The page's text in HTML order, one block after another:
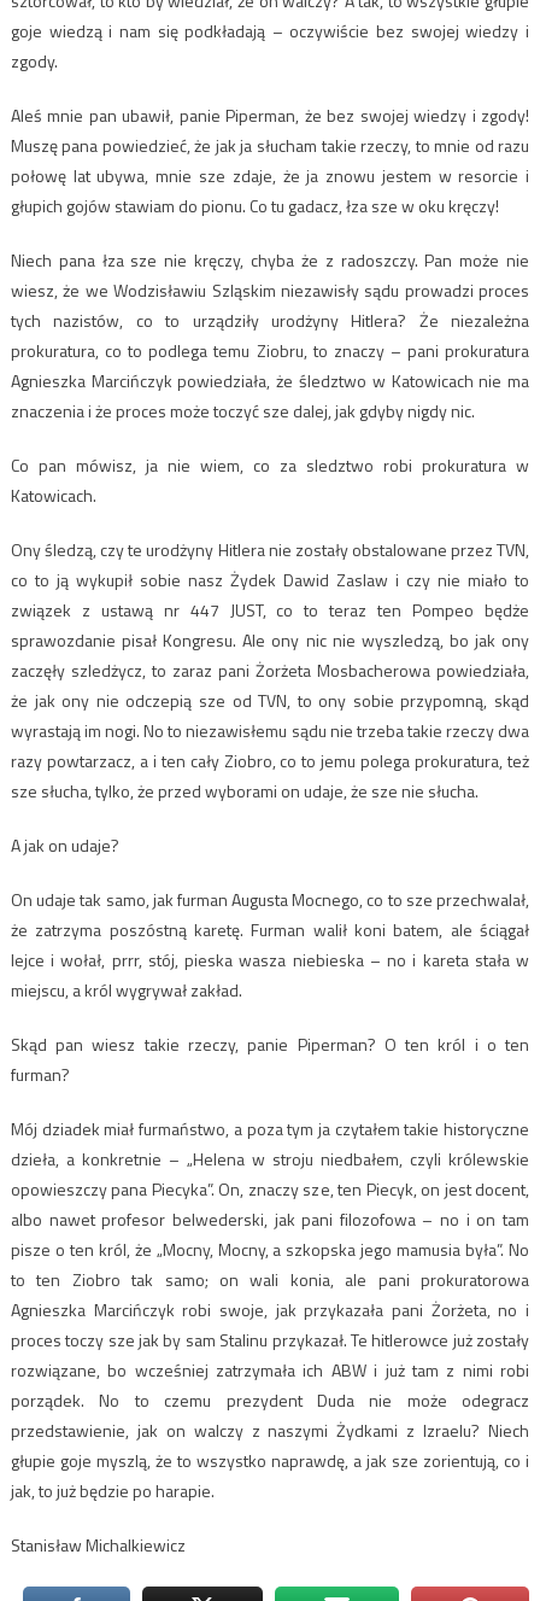
goje wiedzą i nam się podkładają – oczywiście bez swojej wiedzy i
zgody.
Aleś mnie pan ubawił, panie Piperman, że bez swojej wiedzy i zgody!
Muszę pana powiedzieć, że jak ja słucham takie rzeczy, to mnie od razu
połowę lat ubywa, mnie sze zdaje, że ja znowu jestem w resorcie i
głupich gojów stawiam do pionu. Co tu gadacz, łza sze w oku kręczy!
Niech pana łza sze nie kręczy, chyba że z radoszczy. Pan może nie
wiesz, że we Wodzisławiu Szląskim niezawisły sądu prowadzi proces
tych nazistów, co to urządziły urodżyny Hitlera? Że niezależna
prokuratura, co to podlega temu Ziobru, to znaczy – pani prokuratura
Agnieszka Marcińczyk powiedziała, że śledztwo w Katowicach nie ma
znaczenia i że proces może toczyć sze dalej, jak gdyby nigdy nic.
Co pan mówisz, ja nie wiem, co za sledztwo robi prokuratura w
Katowicach.
Ony śledzą, czy te urodżyny Hitlera nie zostały obstalowane przez TVN,
co to ją wykupił sobie nasz Żydek Dawid Zaslaw i czy nie miało to
związek z ustawą nr 447 JUST, co to teraz ten Pompeo będże
sprawozdanie pisał Kongresu. Ale ony nic nie wyszledzą, bo jak ony
zaczęły szledżycz, to zaraz pani Żorżeta Mosbacherowa powiedziała,
że jak ony nie odczepią sze od TVN, to ony sobie przypomną, skąd
wyrastają im nogi. No to niezawisłemu sądu nie trzeba takie rzeczy dwa
razy powtarzacz, a i ten cały Ziobro, co to jemu polega prokuratura, też
sze słucha, tylko, że przed wyborami on udaje, że sze nie słucha.
A jak on udaje?
On udaje tak samo, jak furman Augusta Mocnego, co to sze przechwalał,
że zatrzyma poszóstną karetę. Furman walił koni batem, ale ściągał
lejce i wołał, prrr, stój, pieska wasza niebieska – no i kareta stała w
miejscu, a król wygrywał zakład.
Skąd pan wiesz takie rzeczy, panie Piperman? O ten król i o ten
furman?
Mój dziadek miał furmaństwo, a poza tym ja czytałem takie historyczne
dzieła, a konkretnie – „Helena w stroju niedbałem, czyli królewskie
opowieszczy pana Piecyka”. On, znaczy sze, ten Piecyk, on jest docent,
albo nawet profesor belwederski, jak pani filozofowa – no i on tam
pisze o ten król, że „Mocny, Mocny, a szkopska jego mamusia była”. No
to ten Ziobro tak samo; on wali konia, ale pani prokuratorowa
Agnieszka Marcińczyk robi swoje, jak przykazała pani Żorżeta, no i
proces toczy sze jak by sam Stalinu przykazał. Te hitlerowce już zostały
rozwiązane, bo wcześniej zatrzymała ich ABW i już tam z nimi robi
porządek. No to czemu prezydent Duda nie może odegracz
przedstawienie, jak on walczy z naszymi Żydkami z Izraelu? Niech
głupie goje myszlą, że to wszystko naprawdę, a jak sze zorientują, co i
jak, to już będzie po harapie.
Stanisław Michalkiewicz